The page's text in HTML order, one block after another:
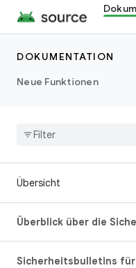
DOKUMENTATION
Neue Funktionen
Übersicht
Überblick über die
Sicherheitsbulletins für